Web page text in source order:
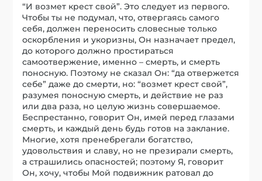
“И возмет крест свой”. Это следует из первого.
Чтобы ты не подумал, что, отвергаясь самого
себя, должен переносить словесные только
оскорбления и укоризны, Он назначает предел,
до которого должно простираться
самоотвержение, именно – смерть, и смерть
поносную. Поэтому не сказал Он: “да отвержется
себе” даже до смерти, но: “возмет крест свой”,
разумея поносную смерть, и действие не раз
или два раза, но целую жизнь совершаемое.
Беспрестанно, говорит Он, имей перед глазами
смерть, и каждый день будь готов на заклание.
Многие, хотя пренебрегали богатство,
удовольствия и славу, но не презирали смерть,
а страшились опасностей; поэтому Я, говорит
Он, хочу, чтобы Мой подвижник ратовал до